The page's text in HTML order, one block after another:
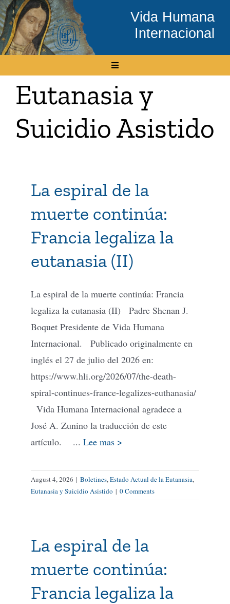
Skip
to
content
Vida Humana
Internacional
Toggle
Inicio
Conócenos
Boletín Electrónico
Tienda Virtual
Buscar
Cómo Donar
Eutanasia y
Suicidio Asistido
La espiral de la
muerte continúa:
Francia legaliza la
eutanasia (II)
La espiral de la muerte continúa: Francia
legaliza la eutanasia (II) Padre Shenan J.
Boquet Presidente de Vida Humana
Internacional. Publicado originalmente en
inglés el 27 de julio del 2026 en:
https://www.hli.org/2026/07/the-death-
spiral-continues-france-legalizes-euthanasia/
Vida Humana Internacional agradece a
José A. Zunino la traducción de este
artículo. ... Lee mas >
August 4, 2026 | Boletines, Estado Actual de la Eutanasia,
Eutanasia y Suicidio Asistido | 0 Comments
La espiral de la
muerte continúa:
Francia legaliza la